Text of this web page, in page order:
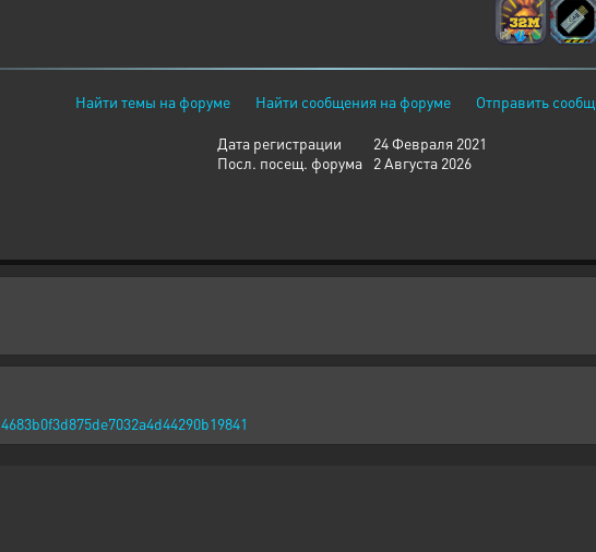
Найти темы на форуме Найти сообщения на форуме Отправить
Дата регистрации
24 Февраля 2021
Посл. посещ. форума
2 Августа 2026
4683b0f3d875de7032a4d44290b19841